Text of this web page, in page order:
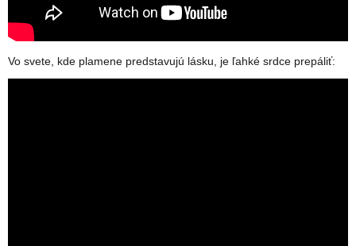
Vo svete, kde plamene predstavujú lásku, je ľahké srdce prepáliť: